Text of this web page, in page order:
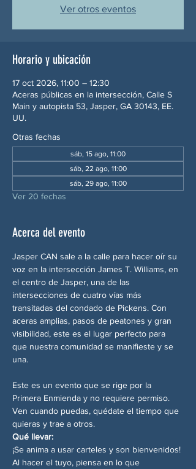
Ver otros eventos
Horario y ubicación
17 oct 2026, 11:00 – 12:30
Aceras públicas en la intersección, Calle S
Main y autopista 53, Jasper, GA 30143, EE.
UU.
Otras fechas
sáb, 15 ago, 11:00
sáb, 22 ago, 11:00
sáb, 29 ago, 11:00
Ver 20 fechas
Acerca del evento
Jasper CAN sale a la calle para hacer oír su
voz en la intersección James T. Williams, en
el centro de Jasper, una de las
intersecciones de cuatro vías más
transitadas del condado de Pickens. Con
aceras amplias, pasos de peatones y gran
visibilidad, este es el lugar perfecto para
que nuestra comunidad se manifieste y se
una.
Este es un evento que se rige por la
Primera Enmienda y no requiere permiso.
Ven cuando puedas, quédate el tiempo que
quieras y trae a otros.
Qué llevar:
¡Se anima a usar carteles y son bienvenidos!
Al hacer el tuyo, piensa en lo que